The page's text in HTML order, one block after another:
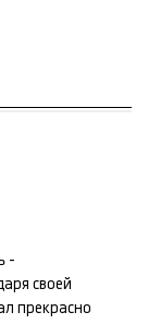
-
своей
прекрасно